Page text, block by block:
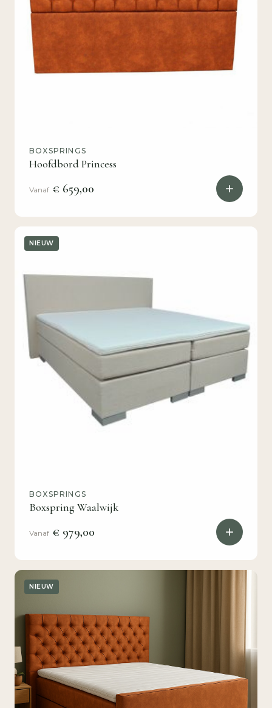
BOXSPRINGS
Hoofdbord Princess
Vanaf € 659,00
NIEUW
BOXSPRINGS
Boxspring Waalwijk
Vanaf € 979,00
NIEUW